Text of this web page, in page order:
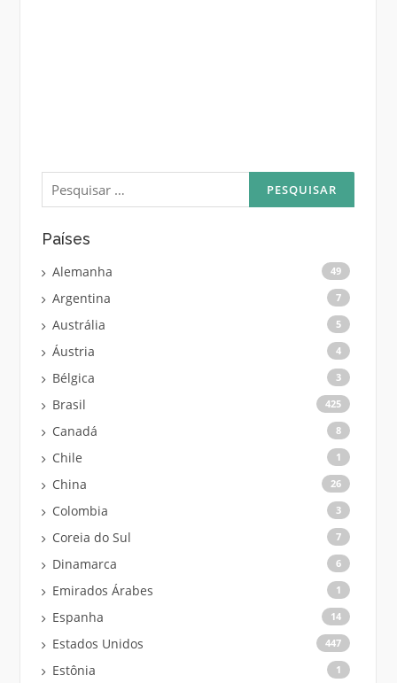
Pesquisar
por:
Países
Alemanha 49
Argentina 7
Austrália 5
Áustria 4
Bélgica 3
Brasil 425
Canadá 8
Chile 1
China 26
Colombia 3
Coreia do Sul 7
Dinamarca 6
Emirados Árabes 1
Espanha 14
Estados Unidos 447
Estônia 1